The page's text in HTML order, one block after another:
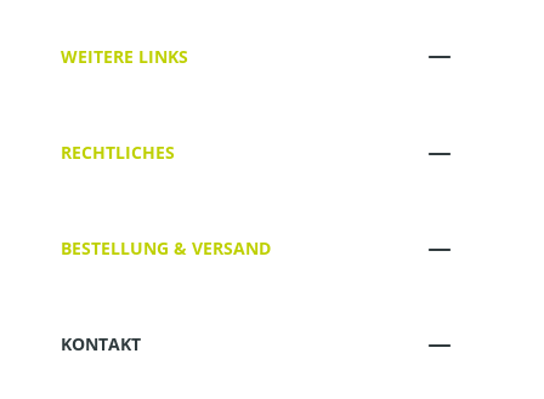
WEITERE LINKS
RECHTLICHES
BESTELLUNG & VERSAND
KONTAKT